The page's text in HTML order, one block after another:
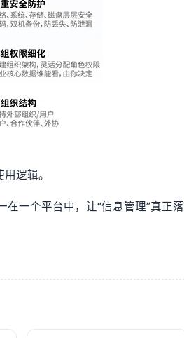
逻辑。
一个平台中，让“信息管理”真正落